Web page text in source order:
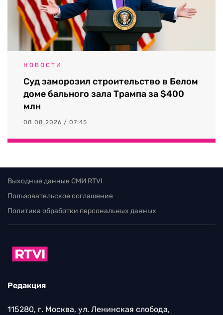
НОВОСТИ
Суд заморозил строительство в Белом
доме бального зала Трампа за $400
млн
08.08.2026 / 07:45
Выходные данные СМИ RTVI
Пользовательское соглашение
Политика обработки персональных данных
Редакция
115280, г. Москва, ул. Ленинская слобода,